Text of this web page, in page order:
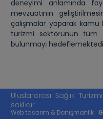
deneyimi anlamında
mevzuatının
çalışmalar yaparak kamu
turizmi sektörünün tüm
bulunmayı
Uluslararası Sağlık
saklıdır
Web tasarım & Danışmanlık :